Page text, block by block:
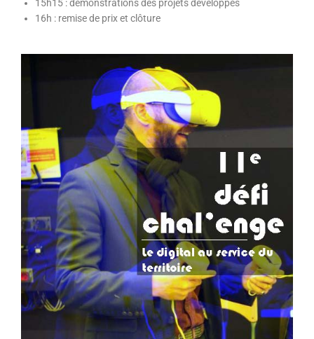
15h15 : démonstrations des projets développés
16h : remise de prix et clôture